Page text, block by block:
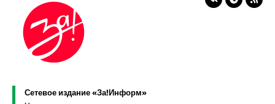
Сетевое издание «За!Информ»